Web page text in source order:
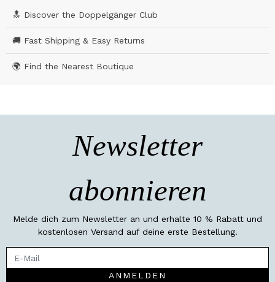
🔝 Discover the Doppelgänger Club
🚚 Fast Shipping & Easy Returns
🌍 Find the Nearest Boutique
Newsletter
abonnieren
Melde dich zum Newsletter an und erhalte 10 % Rabatt und
kostenlosen Versand auf deine erste Bestellung.
ANMELDEN